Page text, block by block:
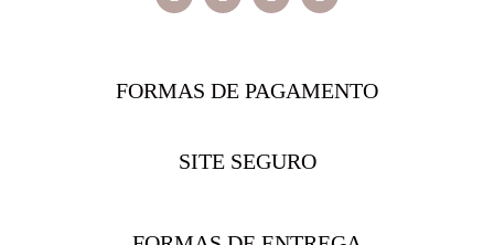
FORMAS DE PAGAMENTO
SITE SEGURO